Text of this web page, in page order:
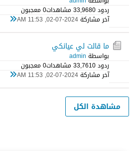
ردود 0 33,968 مشاهدات
0 معجبون
آخر مشاركة02-07-2024, 11:53 AM
ما قالت لي عيانكي
بواسطة admin
ردود 0 33,761 مشاهدات
0 معجبون
آخر مشاركة02-07-2024, 11:53 AM
مشاهدة الكل